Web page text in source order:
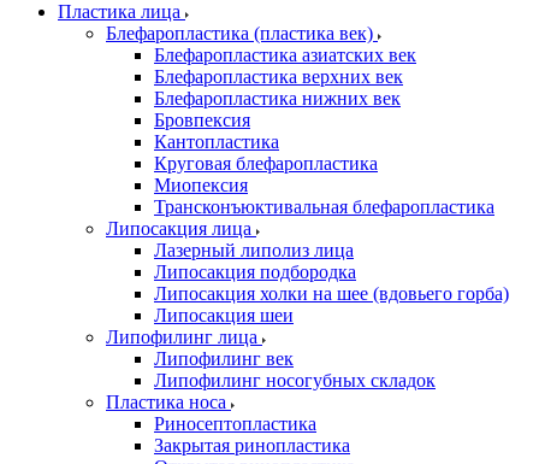
Пластика лица
Блефаропластика (пластика век)
Блефаропластика азиатских век
Блефаропластика верхних век
Блефаропластика нижних век
Бровпексия
Кантопластика
Круговая блефаропластика
Миопексия
Трансконъюктивальная блефаропластика
Липосакция лица
Лазерный липолиз лица
Липосакция подбородка
Липосакция холки на шее (вдовьего горба)
Липосакция шеи
Липофилинг лица
Липофилинг век
Липофилинг носогубных складок
Пластика носа
Риносептопластика
Закрытая ринопластика